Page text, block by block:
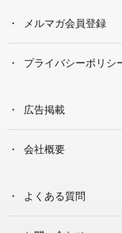
メルマガ会員登録
プライバシーポリシ
広告掲載
会社概要
よくある質問